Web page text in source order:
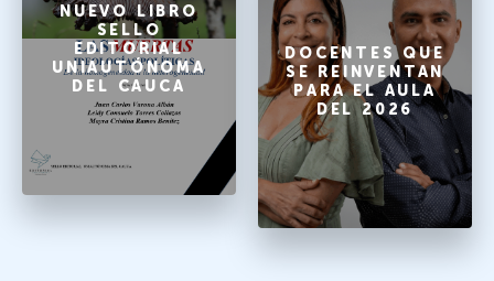
NUEVO LIBRO
SELLO
EDITORIAL
UNIAUTÓNOMA
DEL CAUCA
DOCENTES QUE
SE REINVENTAN
PARA EL AULA
DEL 2026